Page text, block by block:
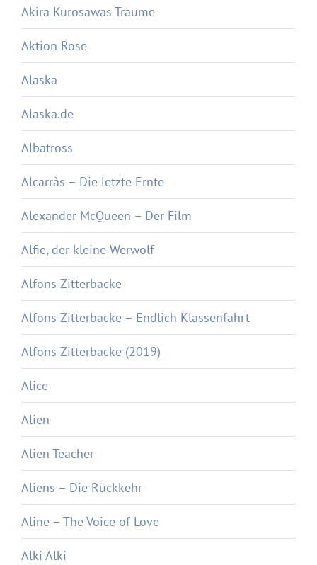
Akira Kurosawas Träume
Aktion Rose
Alaska
Alaska.de
Albatross
Alcarràs – Die letzte Ernte
Alexander McQueen – Der Film
Alfie, der kleine Werwolf
Alfons Zitterbacke
Alfons Zitterbacke – Endlich Klassenfahrt
Alfons Zitterbacke (2019)
Alice
Alien
Alien Teacher
Aliens – Die Rückkehr
Aline – The Voice of Love
Alki Alki